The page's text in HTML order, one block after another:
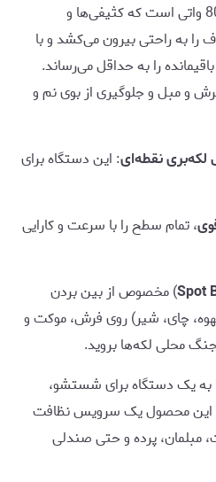
دستگاه، یک موتور قدرتمند 800 واتی است که کثیفی‌ها و
را به راحتی بیرون می‌کشد و با
را به حداقل می‌رساند.
مبل و جلوگیری از بوی نم و
لکه‌بری نقطه‌ای: این دستگاه برای
، تمام سطح را با سرعت و کارایی
) مخصوص از بین بردن
چای، شیر) روی فرش، موکت و
محلی لکه‌ها بروید.
به یک دستگاه برای شستشو،
این محصول یک سرویس نظافت
مبلمان، پرده و حتی صندلی